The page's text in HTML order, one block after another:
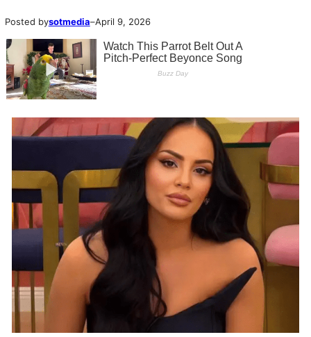
Posted bysotmedia–April 9, 2026